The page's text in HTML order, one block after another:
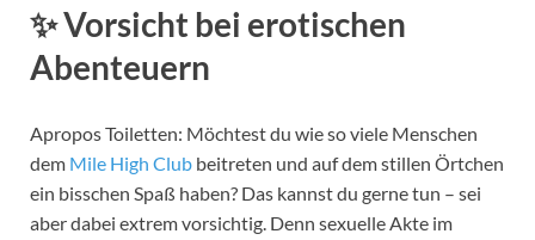
✨ Vorsicht bei erotischen
Abenteuern
Apropos Toiletten: Möchtest du wie so viele Menschen
dem Mile High Club beitreten und auf dem stillen Örtchen
ein bisschen Spaß haben? Das kannst du gerne tun – sei
aber dabei extrem vorsichtig. Denn sexuelle Akte im